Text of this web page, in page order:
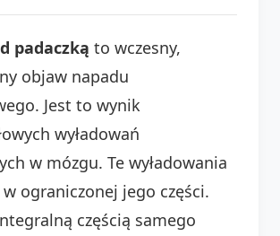
padaczką to wczesny,
objaw napadu
Jest to wynik
wyładowań
w mózgu. Te wyładowania
ograniczonej jego części.
częścią samego